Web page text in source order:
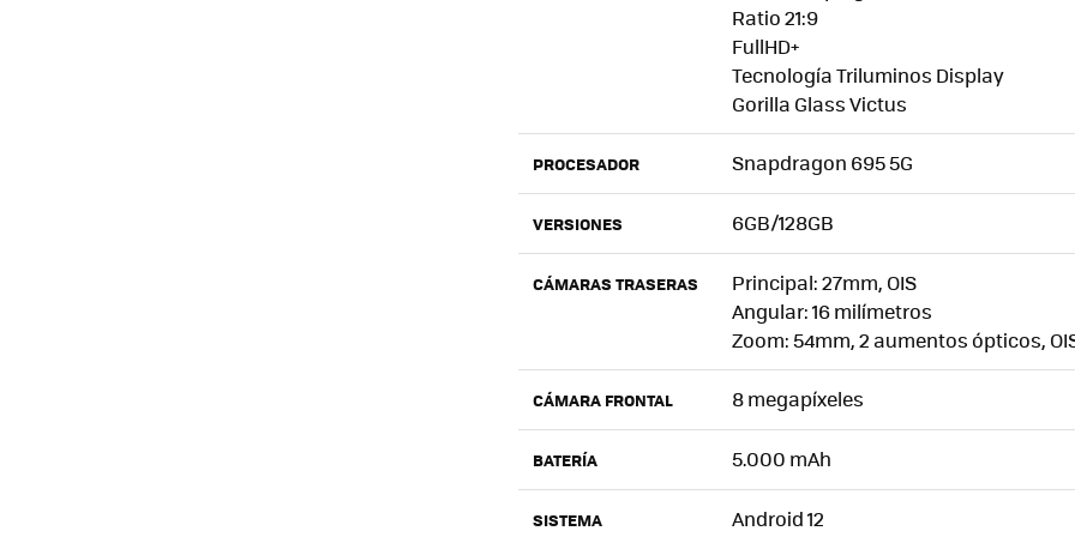
Ratio 21:9
FullHD+
Tecnología Triluminos Display
Gorilla Glass Victus
PROCESADOR Snapdragon 695 5G
VERSIONES 6GB/128GB
CÁMARAS TRASERAS
Principal: 27mm, OIS
Angular: 16 milímetros
Zoom: 54mm, 2 aumentos ópticos,
CÁMARA FRONTAL 8 megapíxeles
BATERÍA 5.000 mAh
SISTEMA Android 12